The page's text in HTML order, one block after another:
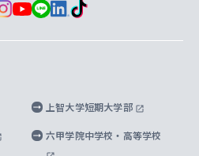
ィーズ研究科
ター
料イノベーションセンター
の修学支援新制度
金
費用と奨学金
クmagazine
ル・アイデンティティ
智大学学生歌
キャンパスでの撮影について
究活動等の情報公表
上智大学短期大学部
六甲学院中学校・高等学校